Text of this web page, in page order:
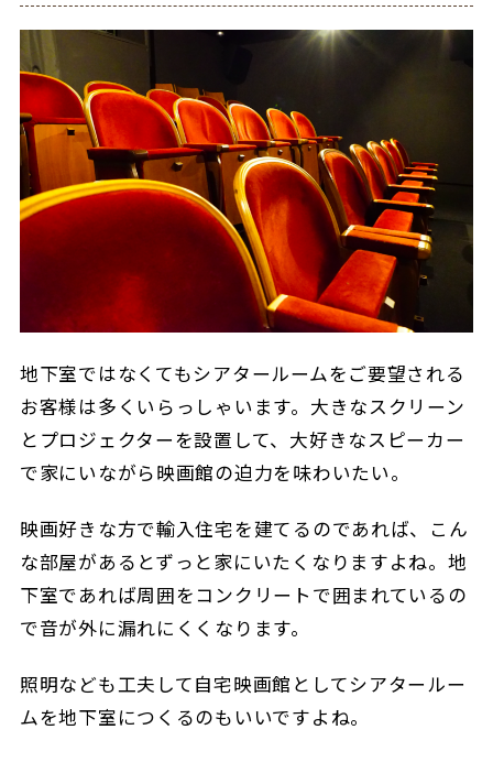
地下室ではなくてもシアタールームをご要望される
お客様は多くいらっしゃいます。大きなスクリーン
とプロジェクターを設置して、大好きなスピーカー
で家にいながら映画館の迫力を味わいたい。
映画好きな方で輸入住宅を建てるのであれば、こん
な部屋があるとずっと家にいたくなりますよね。地
下室であれば周囲をコンクリートで囲まれているの
で音が外に漏れにくくなります。
照明なども工夫して自宅映画館としてシアタールー
ムを地下室につくるのもいいですよね。